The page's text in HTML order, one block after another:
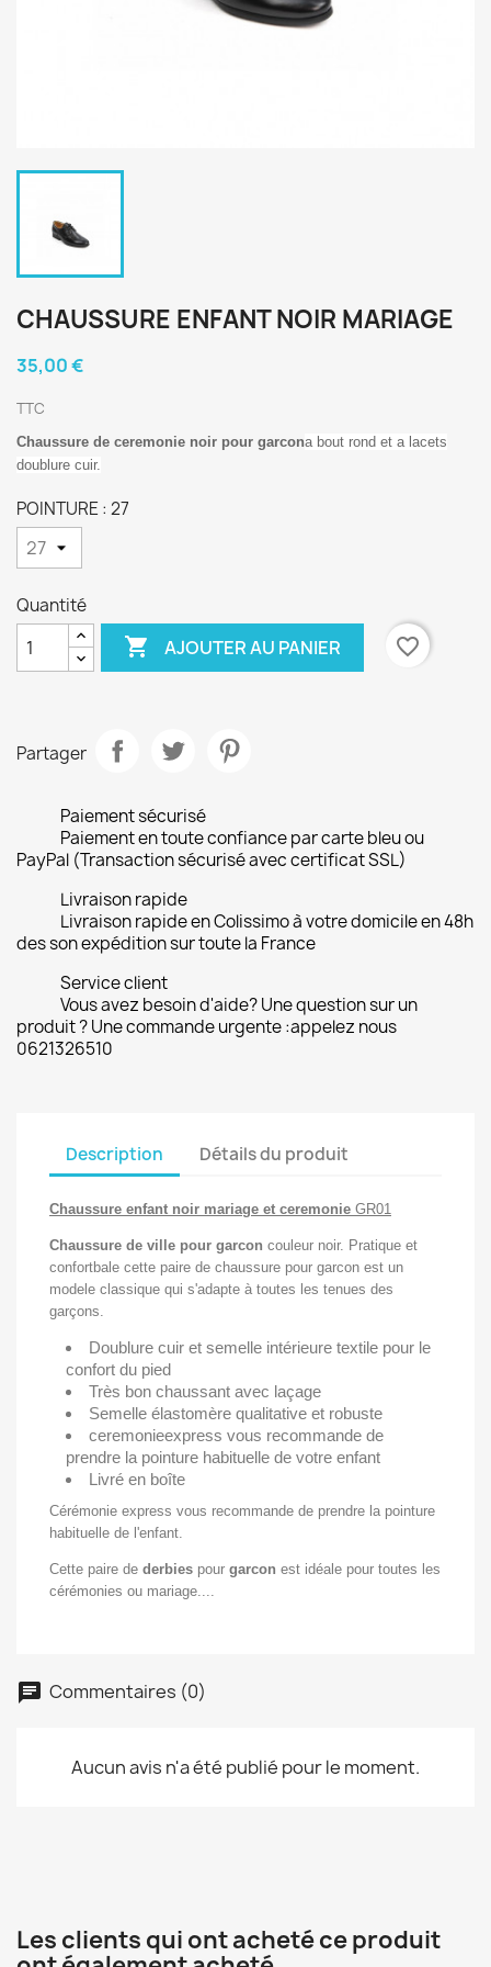
CHAUSSURE ENFANT NOIR MARIAGE
35,00 €
TTC
Chaussure de ceremonie noir pour garcona bout rond et a lacets
doublure cuir.
POINTURE : 27
Quantité
 AJOUTER AU PANIER favorite_border
Partager
Paiement sécurisé
Paiement en toute confiance par carte bleu ou
PayPal (Transaction sécurisé avec certificat SSL)
Livraison rapide
Livraison rapide en Colissimo à votre domicile en 48h
des son expédition sur toute la France
Service client
Vous avez besoin d'aide? Une question sur un
produit ? Une commande urgente :appelez nous
0621326510
Description Détails du produit
Chaussure enfant noir mariage et ceremonie GR01
Chaussure de ville pour garcon couleur noir. Pratique et
confortbale cette paire de chaussure pour garcon est un
modele classique qui s'adapte à toutes les tenues des
garçons.
Doublure cuir et semelle intérieure textile pour le
confort du pied
Très bon chaussant avec laçage
Semelle élastomère qualitative et robuste
ceremonieexpress vous recommande de
prendre la pointure habituelle de votre enfant
Livré en boîte
Cérémonie express vous recommande de prendre la pointure
habituelle de l'enfant.
Cette paire de derbies pour garcon est idéale pour toutes les
cérémonies ou mariage....
Commentaires (0)
Aucun avis n'a été publié pour le moment.
Les clients qui ont acheté ce produit
Nom de la liste d'envies